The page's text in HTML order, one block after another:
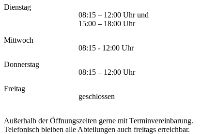
Dienstag
08:15 – 12:00 Uhr und
15:00 – 18:00 Uhr
Mittwoch
08:15 - 12:00 Uhr
Donnerstag
08:15 – 12:00 Uhr
Freitag
geschlossen
Außerhalb der Öffnungszeiten gerne mit Terminvereinbarung.
Telefonisch bleiben alle Abteilungen auch freitags erreichbar.